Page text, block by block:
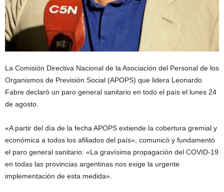
La Comisión Directiva Nacional de la Asociación del Personal de los
Organismos de Previsión Social (APOPS) que lidera Leonardo
Fabre declaró un paro general sanitario en todo el país el lunes 24
de agosto.
«A partir del día de la fecha APOPS extiende la cobertura gremial y
económica a todos los afiliados del país», comunicó y fundamentó
el paro general sanitario: «La gravísima propagación del COVID-19
en todas las provincias argentinas nos exige la urgente
implementación de esta medida».